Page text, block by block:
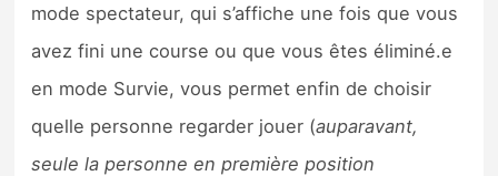
mode spectateur, qui s’affiche une fois que vous
avez fini une course ou que vous êtes éliminé.e
en mode Survie, vous permet enfin de choisir
quelle personne regarder jouer (auparavant,
seule la personne en première position